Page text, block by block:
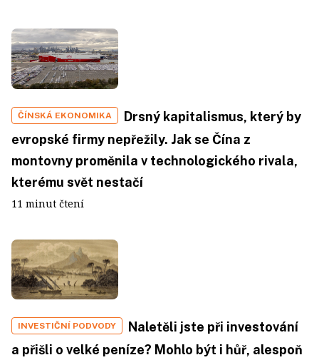
ČÍNSKÁ EKONOMIKA
Drsný kapitalismus, který by
evropské firmy nepřežily. Jak se Čína z
montovny proměnila v technologického rivala,
kterému svět nestačí
11 minut čtení
INVESTIČNÍ PODVODY
Naletěli jste při investování
a přišli o velké peníze? Mohlo být i hůř, alespoň